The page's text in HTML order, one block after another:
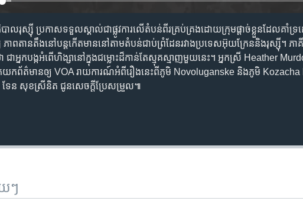
បាល​រុស្ស៊ី ប្រកាស​ទទួលស្គាល់​ជា​ផ្លូវការ​លើ​តំបន់​ពីរ​គ្រប់គ្រង​ដោយ​ក្រុម​ផ្តាច់ខ្លួន​ដែល​គាំ
ភាព​តានតឹង​នៅ​បន្ត​កើត​មាន​នៅ​តាម​តំបន់​ជាប់​ព្រំដែន​រវាង​ប្រទេស​អ៊ុយក្រែន​និង​រុស្ស៊ី។ ភា
ា​អ្នក​បង្ក​អំពើ​ហិង្សា​នៅ​ក្នុង​ជម្លោះ​ដ៏​កាន់តែ​ស្មុគស្មាញ​មួយ​នេះ។ អ្នកស្រី Heather
យក​ព័ត៌មាន​ឲ្យ VOA រាយការណ៍​អំពី​រឿង​នេះ​ពី​ភូមិ Novoluganske និង​ភូមិ
ង ទែន សុខស្រីនិត ជូន​សេចក្តី​ប្រែ​សម្រួល៕
ៗ